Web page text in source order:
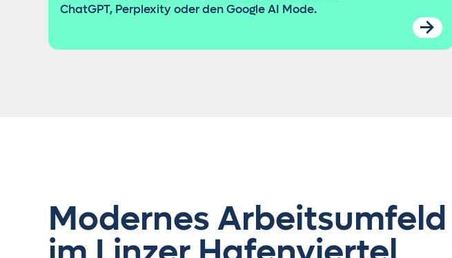
ChatGPT, Perplexity oder den Google AI Mode.
Modernes Arbeitsumfeld